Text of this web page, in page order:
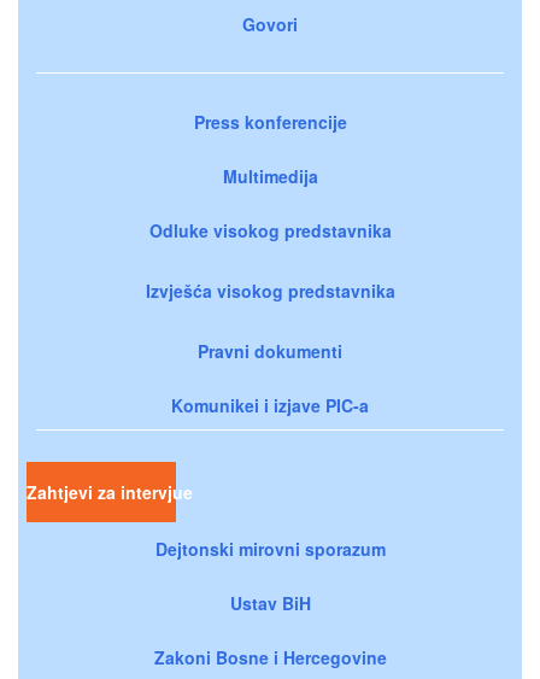
Govori
Press konferencije
Multimedija
Odluke visokog predstavnika
Izvješća visokog predstavnika
Pravni dokumenti
Komunikei i izjave PIC-a
Zahtjevi za intervjue
Dejtonski mirovni sporazum
Ustav BiH
Zakoni Bosne i Hercegovine